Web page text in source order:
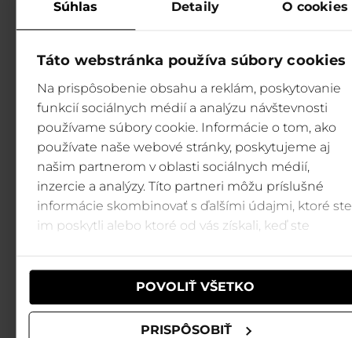
Súhlas Detaily O cookies
Táto webstránka používa súbory cookies
Na prispôsobenie obsahu a reklám, poskytovanie
funkcií sociálnych médií a analýzu návštevnosti
používame súbory cookie. Informácie o tom, ako
používate naše webové stránky, poskytujeme aj
našim partnerom v oblasti sociálnych médií,
inzercie a analýzy. Títo partneri môžu príslušné
informácie skombinovať s ďalšími údajmi, ktoré ste
im poskytli alebo ktoré od vás získali, keď ste
POVOLIŤ VŠETKO
PRISPÔSOBIŤ